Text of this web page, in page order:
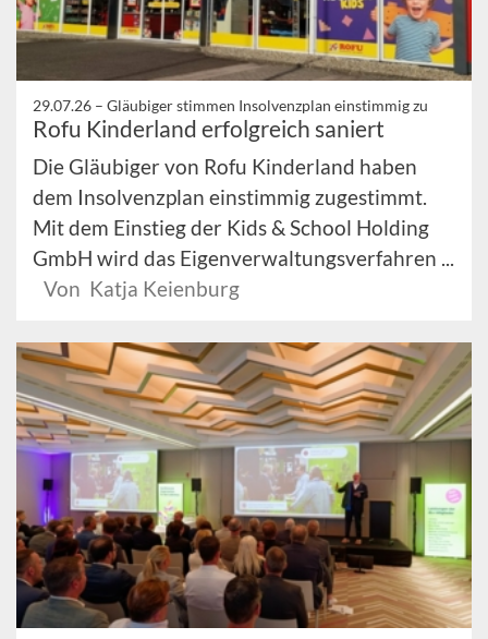
29.07.26 – Gläubiger stimmen Insolvenzplan einstimmig zu
Rofu Kinderland erfolgreich saniert
Die Gläubiger von Rofu Kinderland haben
dem Insolvenzplan einstimmig zugestimmt.
Mit dem Einstieg der Kids & School Holding
GmbH wird das Eigenverwaltungsverfahren ...
Von Katja Keienburg